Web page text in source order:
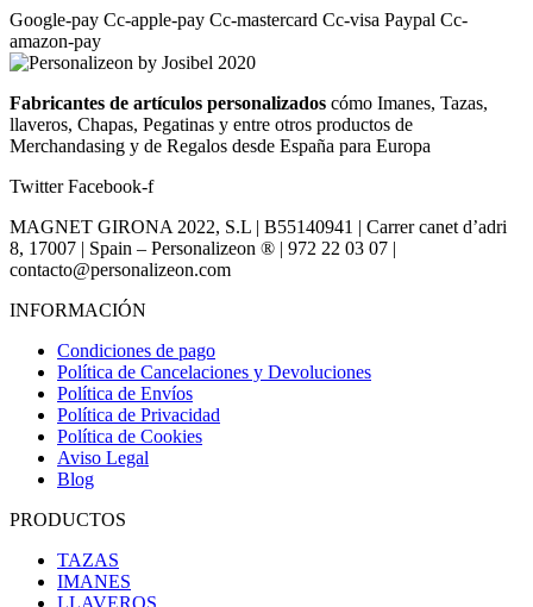
Google-pay Cc-apple-pay Cc-mastercard Cc-visa Paypal Cc-
amazon-pay
Fabricantes de artículos personalizados cómo Imanes, Tazas,
llaveros, Chapas, Pegatinas y entre otros productos de
Merchandasing y de Regalos desde España para Europa
Twitter Facebook-f
MAGNET GIRONA 2022, S.L | B55140941 | Carrer canet d’adri
8, 17007 | Spain – Personalizeon ® | 972 22 03 07 |
contacto@personalizeon.com
INFORMACIÓN
Condiciones de pago
Política de Cancelaciones y Devoluciones
Política de Envíos
Política de Privacidad
Política de Cookies
Aviso Legal
Blog
PRODUCTOS
TAZAS
IMANES